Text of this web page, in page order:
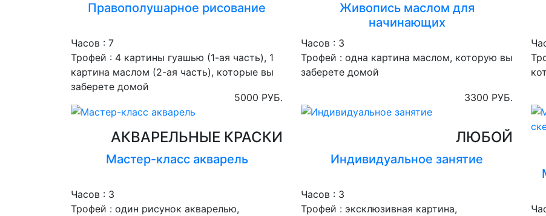
Правополушарное рисование
Часов : 7
Трофей : 4 картины гуашью (1-ая часть), 1
картина маслом (2-ая часть), которые вы
заберете домой
5000 РУБ.
Живопись маслом для
начинающих
Часов : 3
Трофей : одна картина маслом, которую вы
заберете домой
3300 РУБ.
АКВАРЕЛЬНЫЕ КРАСКИ
Мастер-класс акварель
Часов : 3
Трофей : один рисунок акварелью,
ЛЮБОЙ
Индивидуальное занятие
Часов : 3
Трофей : эксклюзивная картина,